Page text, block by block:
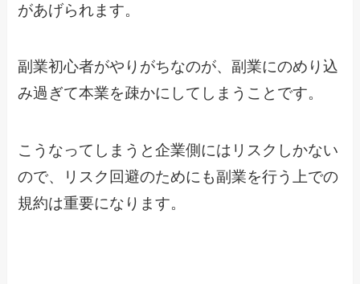
があげられます。
副業初心者がやりがちなのが、副業にのめり込
み過ぎて本業を疎かにしてしまうことです。
こうなってしまうと企業側にはリスクしかない
ので、リスク回避のためにも副業を行う上での
規約は重要になります。